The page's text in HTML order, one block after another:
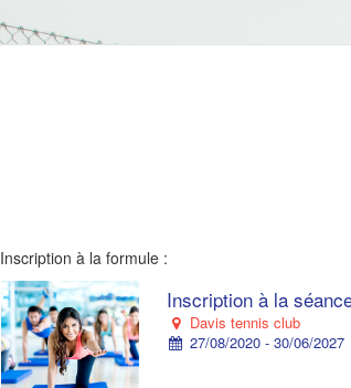
Inscription à la formule :
Inscription à la
Davis tennis club
27/08/2020 - 30/06/2027